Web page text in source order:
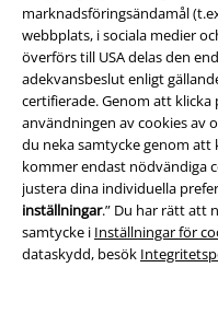
marknadsföringsändamål
webbplats, i sociala medier
överförs till USA delas den
adekvansbeslut enligt
certifierade. Genom att klicka
användningen av cookies av
du neka samtycke genom att
kommer endast nödvändiga
justera dina individuella
inställningar.” Du har rätt att
samtycke i Inställningar för
dataskydd, besök
Bli en del